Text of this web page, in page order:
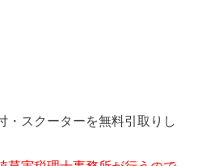
・スクーターを無料引取りし